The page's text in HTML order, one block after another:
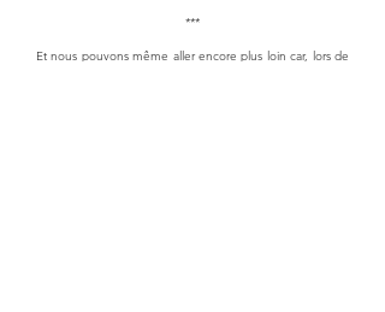
***
Et nous pouvons même aller encore plus loin car, lors de